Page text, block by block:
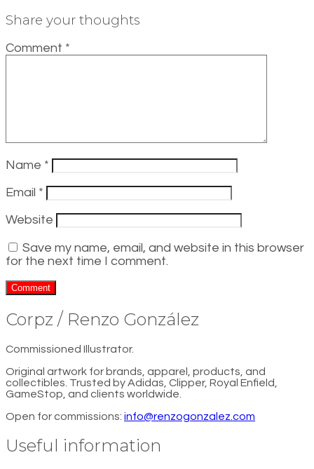
Share your thoughts
Comment *
Name *
Email *
Website
Save my name, email, and website in this browser
for the next time I comment.
Corpz / Renzo González
Commissioned Illustrator.
Original artwork for brands, apparel, products, and
collectibles. Trusted by Adidas, Clipper, Royal Enfield,
GameStop, and clients worldwide.
Open for commissions: info@renzogonzalez.com
Useful information